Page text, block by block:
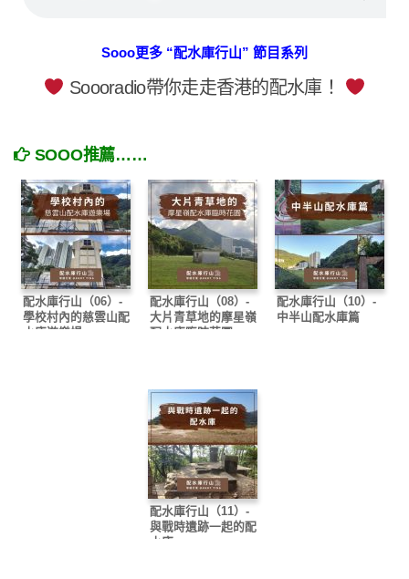
Sooo更多 “配水庫行山” 節目系列
Soooradio帶你走走香港的配水庫！
SOOO推薦……
配水庫行山（06）-
學校村內的慈雲山配
水庫遊樂場
配水庫行山（08）-
大片青草地的摩星嶺
配水庫臨時花園
配水庫行山（10）-
中半山配水庫篇
配水庫行山（11）-
與戰時遺跡一起的配
水庫